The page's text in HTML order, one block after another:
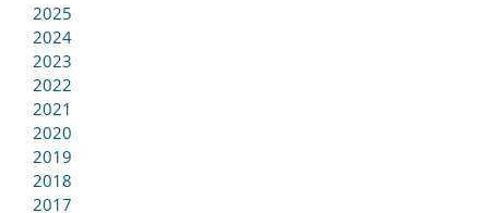
2025
2024
2023
2022
2021
2020
2019
2018
2017